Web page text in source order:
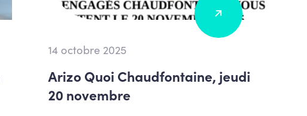
14 octobre 2025
Arizo Quoi Chaudfontaine, jeudi
20 novembre